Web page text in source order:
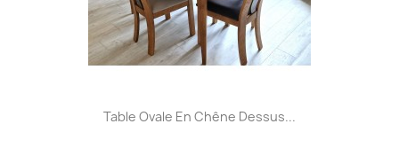
Table Ovale En Chêne Dessus...